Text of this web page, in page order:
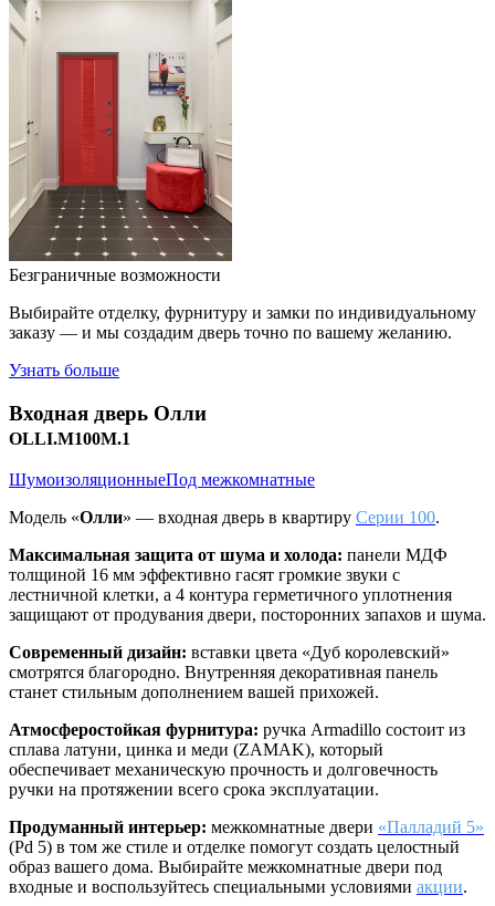
Безграничные возможности
Выбирайте отделку, фурнитуру и замки по индивидуальному
заказу — и мы создадим дверь точно по вашему желанию.
Узнать больше
Входная дверь Олли
OLLI.M100M.1
ШумоизоляционныеПод межкомнатные
Модель «Олли» — входная дверь в квартиру Серии 100.
Максимальная защита от шума и холода: панели МДФ
толщиной 16 мм эффективно гасят громкие звуки с
лестничной клетки, а 4 контура герметичного уплотнения
защищают от продувания двери, посторонних запахов и шума.
Современный дизайн: вставки цвета «Дуб королевский»
смотрятся благородно. Внутренняя декоративная панель
станет стильным дополнением вашей прихожей.
Атмосферостойкая фурнитура: ручка Armadillo состоит из
сплава латуни, цинка и меди (ZAMAK), который
обеспечивает механическую прочность и долговечность
ручки на протяжении всего срока эксплуатации.
Продуманный интерьер: межкомнатные двери «Палладий 5»
(Pd 5) в том же стиле и отделке помогут создать целостный
образ вашего дома. Выбирайте межкомнатные двери под
входные и воспользуйтесь специальными условиями акции.